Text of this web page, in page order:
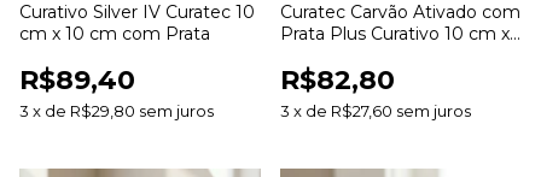
Curativo Silver IV Curatec 10
cm x 10 cm com Prata
R$89,40
3 x de R$29,80 sem juros
Curatec Carvão Ativado com
Prata Plus Curativo 10 cm x
R$82,80
3 x de R$27,60 sem juros